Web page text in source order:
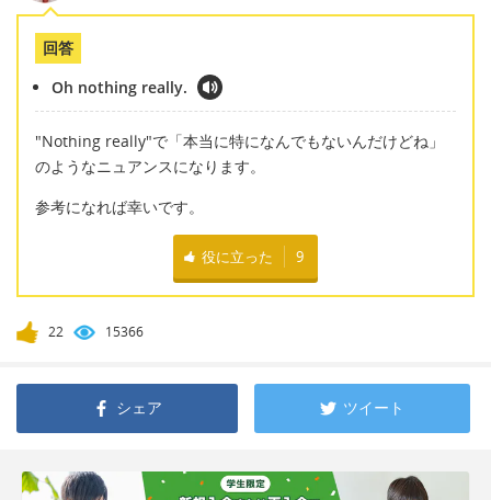
回答
Oh nothing really.
"Nothing really"で「本当に特になんでもないんだけどね」
のようなニュアンスになります。
参考になれば幸いです。
役に立った 9
22 15366
シェア ツイート